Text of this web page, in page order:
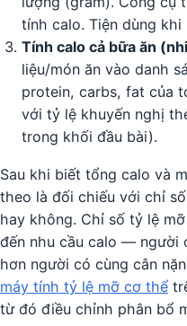
tính calo. Tiện dùng
Tính calo cả bữa ăn
liệu/món ăn vào danh
protein, carbs, fat của
với tỷ lệ khuyến nghị
trong khối đầu bài).
Sau khi biết tổng calo và
theo là đối chiếu với chỉ
hay không. Chỉ số tỷ lệ
đến nhu cầu calo — người
hơn người có cùng cân
máy tính tỷ lệ mỡ cơ thể
từ đó điều chỉnh phân bổ